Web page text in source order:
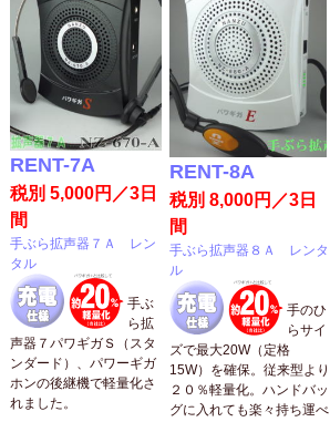
RENT-7A
税別 5,000円／3日
間
手ぶら拡声器７Ａ レン
タル
手ぶ
ら拡
声器７パワギガＳ（スタ
ンダード）、パワーギガ
ホンの後継機で軽量化さ
れました。
RENT-8A
税別 8,000円／3日
間
手ぶら拡声器８Ａ レンタ
ル
手のひ
らサイ
ズで最大20W（定格
15W）を確保。従来型より
２０％軽量化。ハンドバッ
グに入れても楽々持ち運べ